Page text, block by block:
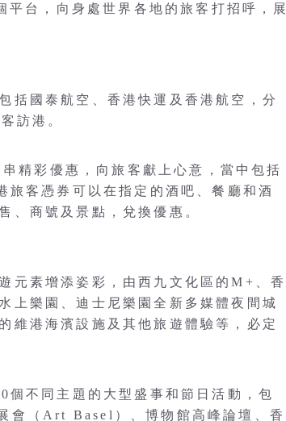
台，向身處世界各地的旅客打招呼，展
括國泰航空、香港快運及香港航空，分
訪港。
精彩優惠，向旅客獻上心意，當中包括
客憑券可以在指定的酒吧、餐廳和酒
、商號及景點，兌換優惠。
元素增添姿彩，由西九文化區的M+、香
上樂園、迪士尼樂園全新多媒體夜間城
維港海濱設施及其他旅遊體驗等，必定
個不同主題的大型盛事和節日活動，包
會（Art Basel）、博物館高峰論壇、香